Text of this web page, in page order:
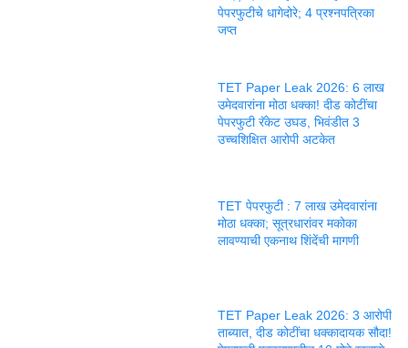
पेपरफुटीचे धागेदोरे; 4 प्रश्नपत्रिका
जप्त
TET Paper Leak 2026: 6 लाख
उमेदवारांना मोठा धक्का! दीड कोटींचा
पेपरफुटी रॅकेट उघड, भिवंडीत 3
उच्चशिक्षित आरोपी अटकेत
TET पेपरफुटी : 7 लाख उमेदवारांना
मोठा धक्का; सूत्रधारांवर मकोका
लावण्याची एकनाथ शिंदेंची मागणी
TET Paper Leak 2026: 3 आरोपी
ताब्यात, दीड कोटींचा धक्कादायक सौदा!